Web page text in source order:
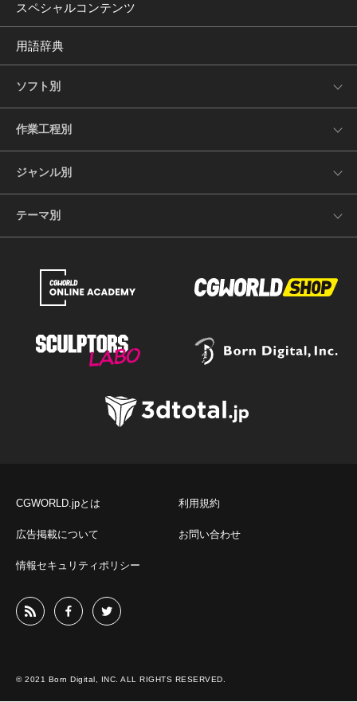
スペシャルコンテンツ
用語辞典
ソフト別
作業工程別
ジャンル別
テーマ別
CGWORLD.jpとは 利用規約
広告掲載について お問い合わせ
情報セキュリティポリシー
© 2021 Born Digital, INC. ALL RIGHTS RESERVED.